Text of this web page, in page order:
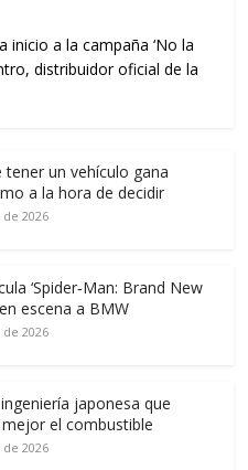
inicio a la campaña ‘No la
distribuidor oficial de la
tener un vehículo gana
a la hora de decidir
2026
‘Spider‑Man: Brand New
escena a BMW
2026
ingeniería japonesa que
el combustible
2026